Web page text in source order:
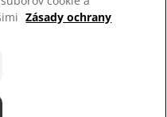
vyhlásenie
Zásady ochrany